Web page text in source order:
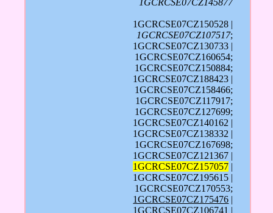
1GCRCSE07CZ150528 |
1GCRCSE07CZ107517;
1GCRCSE07CZ130733 |
1GCRCSE07CZ160654;
1GCRCSE07CZ150884;
1GCRCSE07CZ188423 |
1GCRCSE07CZ158466;
1GCRCSE07CZ117917;
1GCRCSE07CZ127699;
1GCRCSE07CZ140162 |
1GCRCSE07CZ138332 |
1GCRCSE07CZ167698;
1GCRCSE07CZ121367 |
1GCRCSE07CZ157057 |
1GCRCSE07CZ195615 |
1GCRCSE07CZ170553;
1GCRCSE07CZ175476 |
1GCRCSE07CZ106741 |